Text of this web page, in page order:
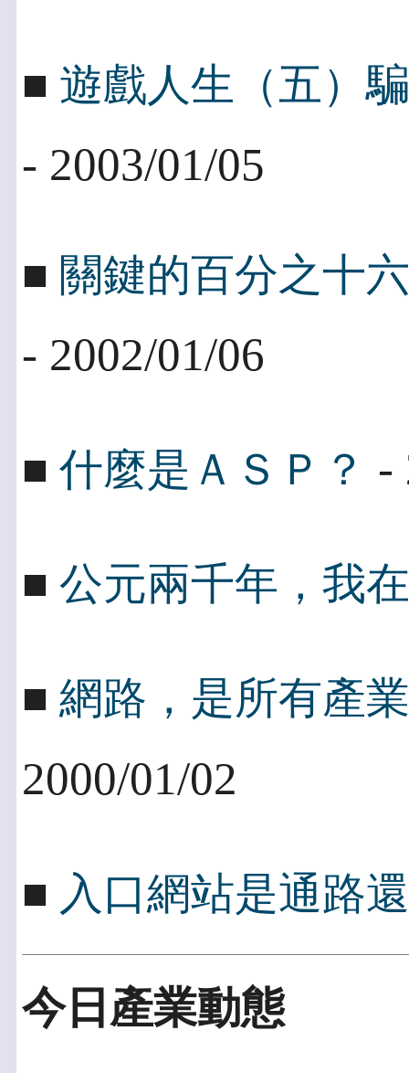
■ 遊戲人生（五）
- 2003/01/05
■ 關鍵的百分之十
- 2002/01/06
■ 什麼是ＡＳＰ？ -
■ 公元兩千年，我
■ 網路，是所有產
2000/01/02
■ 入口網站是通路
今日產業動態